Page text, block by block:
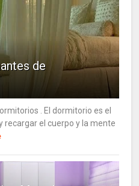
de
. El dormitorio es el
recargar el cuerpo y la mente